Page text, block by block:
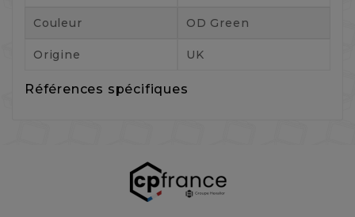
Couleur OD Green
Origine UK
Références spécifiques